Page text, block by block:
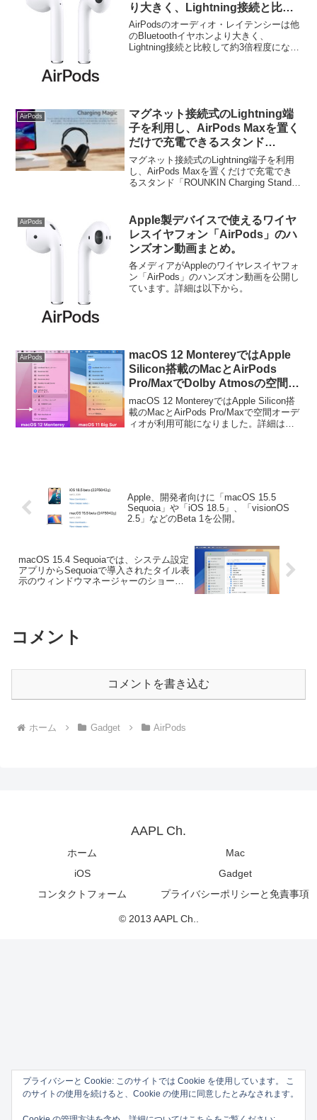
り大きく、Lightning接続と比較
して約3倍程度に。
AirPodsのオーディオ・レイテンシーは他
のBluetoothイヤホンより大きく、
Lightning接続と比較して約3倍程度になっ
AirPods
マグネット接続式のLightning端
子を利用し、AirPods Maxを置く
だけで充電できるスタンド
「ROUNKIN Charging Stand for
AirPods Max」が発売。
マグネット接続式のLightning端子を利用
し、AirPods Maxを置くだけで充電でき
るスタンド「ROUNKIN Charging Stand
AirPods
Apple製デバイスで使えるワイヤ
レスイヤフォン「AirPods」のハ
ンズオン動画まとめ。
各メディアがAppleのワイヤレスイヤフォ
ン「AirPods」のハンズオン動画を公開し
ています。詳細は以下から。
AirPods
macOS 12 MontereyではApple
Silicon搭載のMacとAirPods
Pro/MaxでDolby Atmosの空間オ
ーディオが利用可能に。
macOS 12 MontereyではApple Silicon搭
載のMacとAirPods Pro/Maxで空間オーデ
ィオが利用可能になりました。詳細は以
Apple、開発者向けに「macOS 15.5
Sequoia」や「iOS 18.5」、「visionOS
2.5」などのBeta 1を公開。
macOS 15.4 Sequoiaでは、システム設定
アプリからSequoiaで導入されたタイル表
示のウィンドウマネージャーのショート
コメント
コメントを書き込む
ホーム Gadget AirPods
AAPL Ch.
ホーム
Mac
iOS
Gadget
コンタクトフォーム
プライバシーポリシーと免責事項
© 2013 AAPL Ch..
プライバシーと Cookie: このサイトでは Cookie を使用しています。 こ
のサイトの使用を続けると、Cookie の使用に同意したとみなされます。